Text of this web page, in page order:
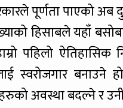
पूर्णता पाएको
हिसाबले यहाँ
पहिलो ऐतिहासिक
स्वरोजगार बनाउने
अवस्था बदल्ने र